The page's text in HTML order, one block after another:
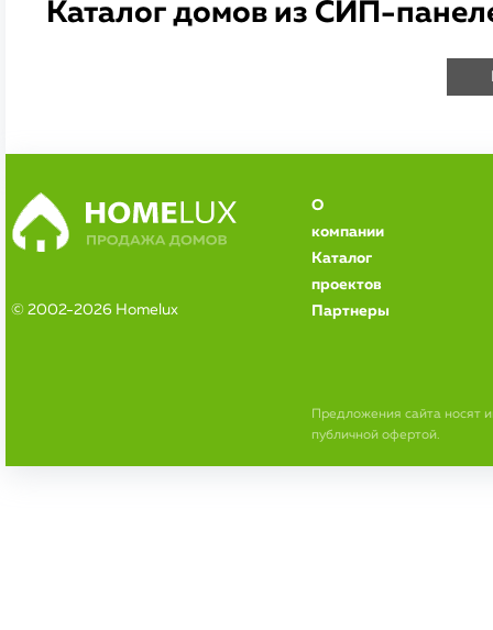
Каталог домов из СИП-
© 2002-2026 Homelux
О
компании
Каталог
проектов
Партнеры
Предложения сайта носят
публичной офертой.